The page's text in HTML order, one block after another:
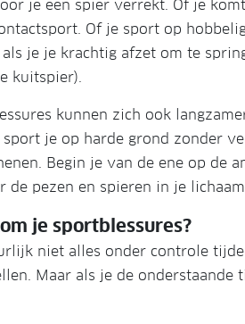
je een spier verrekt. Of je
Of je sport op
je je krachtig afzet om te
kuitspier).
kunnen zich ook
je op harde grond zonder
Begin je van de ene op de
de pezen en spieren in je
je sportblessures?
niet alles onder controle
Maar als je de onderstaande